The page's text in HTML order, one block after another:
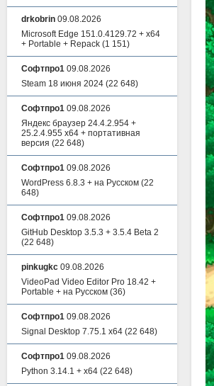
drkobrin 09.08.2026
Microsoft Edge 151.0.4129.72 + x64
+ Portable + Repack (1 151)
Софтпро1 09.08.2026
Steam 18 июня 2024 (22 648)
Софтпро1 09.08.2026
Яндекс браузер 24.4.2.954 +
25.2.4.955 x64 + портативная
версия (22 648)
Софтпро1 09.08.2026
WordPress 6.8.3 + на Русском (22
648)
Софтпро1 09.08.2026
GitHub Desktop 3.5.3 + 3.5.4 Beta 2
(22 648)
pinkugkc 09.08.2026
VideoPad Video Editor Pro 18.42 +
Portable + на Русском (36)
Софтпро1 09.08.2026
Signal Desktop 7.75.1 x64 (22 648)
Софтпро1 09.08.2026
Python 3.14.1 + x64 (22 648)